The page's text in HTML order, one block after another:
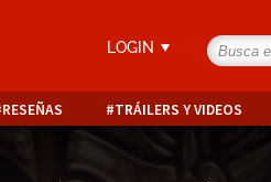
LOGIN
RESEÑAS TRÁILERS Y VIDEOS